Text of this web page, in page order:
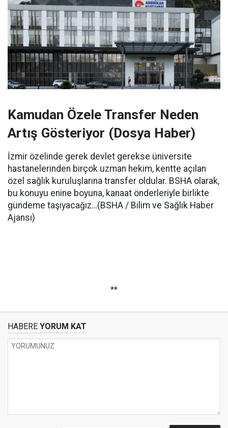
Kamudan Özele Transfer Neden
Artış Gösteriyor (Dosya Haber)
İzmir özelinde gerek devlet gerekse üniversite
hastanelerinden birçok uzman hekim, kentte açılan
özel sağlık kuruluşlarına transfer oldular. BSHA olarak,
bu konuyu enine boyuna, kanaat önderleriyle birlikte
gündeme taşıyacağız…(BSHA / Bilim ve Sağlık Haber
Ajansı)
**
HABERE YORUM KAT